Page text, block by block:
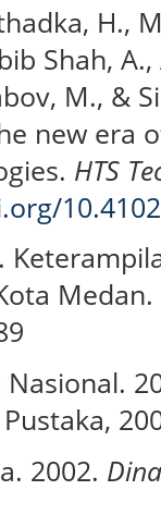
H.,
Shah,
M., &
new era
HTS
Nasional.
2002.